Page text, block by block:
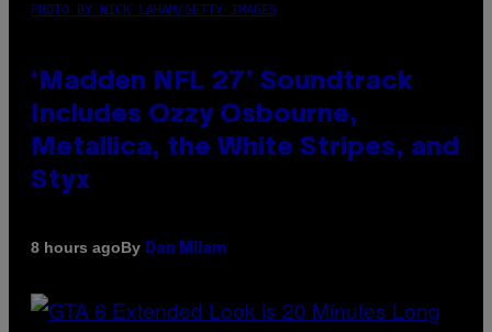
PHOTO BY NICK LAHAM/GETTY IMAGES
‘Madden NFL 27’ Soundtrack
Includes Ozzy Osbourne,
Metallica, the White Stripes, and
Styx
8 hours agoBy Dan Milam